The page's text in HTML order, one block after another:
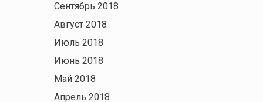
Сентябрь 2018
Август 2018
Июль 2018
Июнь 2018
Май 2018
Апрель 2018